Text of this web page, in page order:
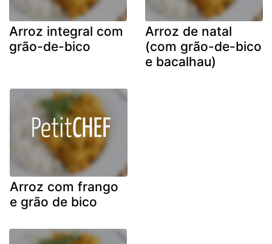
Arroz integral com
grão-de-bico
Arroz de natal
(com grão-de-bico
e bacalhau)
Arroz com frango
e grão de bico